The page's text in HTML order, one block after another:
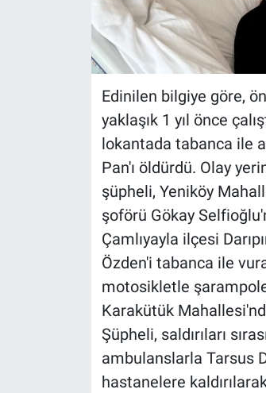
Edinilen bilgiye göre,
yaklaşık 1 yıl önce
lokantada tabanca ile
Pan'ı öldürdü. Olay
şüpheli, Yeniköy
şoförü Gökay
Çamlıyayla ilçesi
Özden'i tabanca ile
motosikletle
Karakütük
Şüpheli, saldırıları
ambulanslarla Tarsus
hastanelere